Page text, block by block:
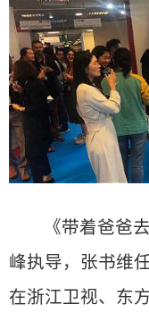
《带着爸爸
峰执导，张书维
在浙江卫视、东